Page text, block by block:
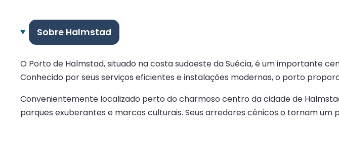
Sobre Halmstad
O Porto de Halmstad, situado na costa sudoeste da Suécia, é um importante
Conhecido por seus serviços eficientes e instalações modernas, o porto
Convenientemente localizado perto do charmoso centro da cidade de
parques exuberantes e marcos culturais. Seus arredores cênicos o tornam um